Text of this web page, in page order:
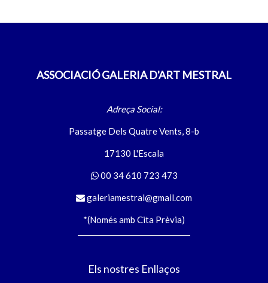
ASSOCIACIÓ GALERIA D'ART MESTRAL
Adreça Social:
Passatge Dels Quatre Vents, 8-b
17130 L'Escala
00 34 610 723 473
galeriamestral@gmail.com
*(Només amb Cita Prèvia)
Els nostres Enllaços